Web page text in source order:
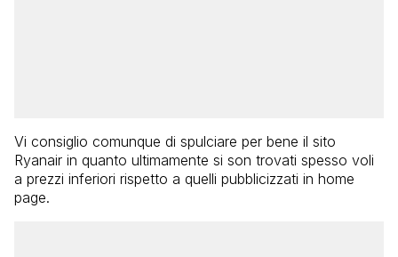
Vi consiglio comunque di spulciare per bene il sito
Ryanair in quanto ultimamente si son trovati spesso voli
a prezzi inferiori rispetto a quelli pubblicizzati in home
page.